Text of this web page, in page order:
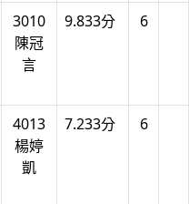
3010
陳冠
言
9.833分 6
4013
楊婷
凱
7.233分 6